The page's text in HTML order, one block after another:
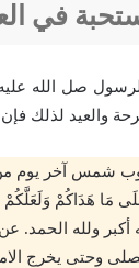
في
صل الله
والعيد لذلك
شمس آخر يوم
أكبر ولله
وحتى يخرج